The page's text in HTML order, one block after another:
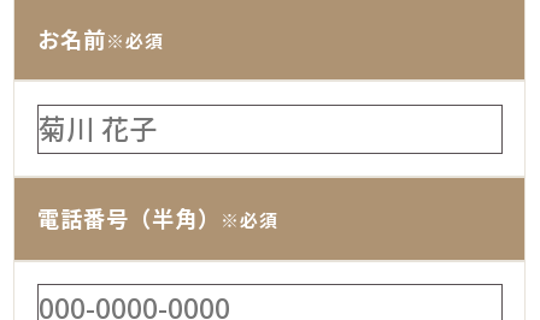
お名前※必須
電話番号（半角） ※必須